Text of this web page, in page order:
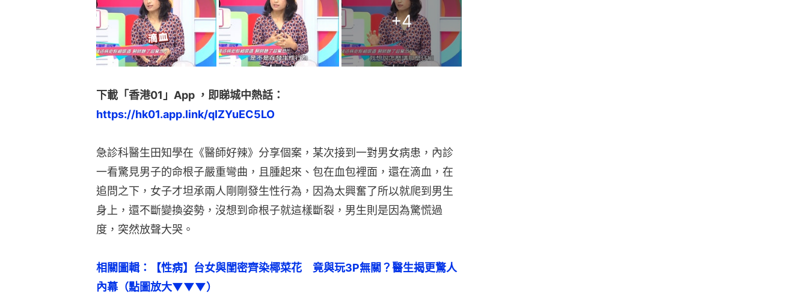
+4
下載「香港01」App ，即睇城中熱話：
https://hk01.app.link/qIZYuEC5LO
急診科醫生田知學在《醫師好辣》分享個案，某次接到一對男女病患，內診
一看驚見男子的命根子嚴重彎曲，且腫起來、包在血包裡面，還在滴血，在
追問之下，女子才坦承兩人剛剛發生性行為，因為太興奮了所以就爬到男生
身上，還不斷變換姿勢，沒想到命根子就這樣斷裂，男生則是因為驚慌過
度，突然放聲大哭。
相關圖輯：【性病】台女與閨密齊染椰菜花　竟與玩3P無關？醫生揭更驚人
內幕（點圖放大▼▼▼）